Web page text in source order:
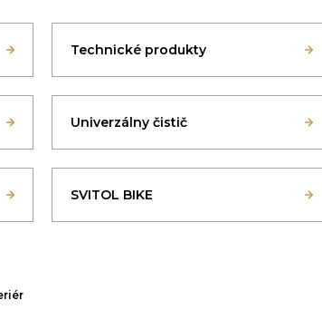
Technické produkty
Univerzálny čistič
SVITOL BIKE